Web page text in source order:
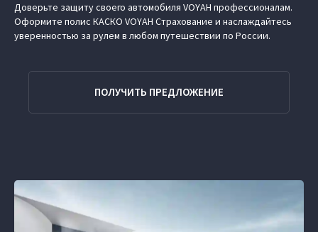
Доверьте защиту своего автомобиля VOYAH профессионалам.
Оформите полис КАСКО VOYAH Страхование и наслаждайтесь
уверенностью за рулем в любом путешествии по России.
ПОЛУЧИТЬ ПРЕДЛОЖЕНИЕ